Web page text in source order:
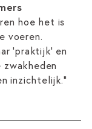
hoe het is
voeren.
‘praktijk’ en
inzichtelijk."